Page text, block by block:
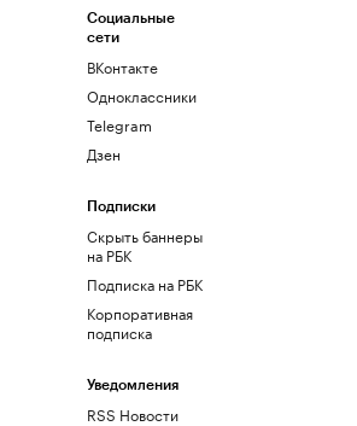
Социальные
сети
ВКонтакте
Одноклассники
Telegram
Дзен
Подписки
Скрыть баннеры
на РБК
Подписка на РБК
Корпоративная
подписка
Уведомления
RSS Новости